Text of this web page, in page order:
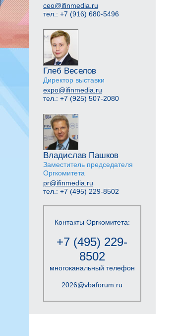
ceo@ifinmedia.ru
тел.: +7 (916) 680-5496
Глеб Веселов
Директор выставки
expo@ifinmedia.ru
тел.: +7 (925) 507-2080
Владислав Пашков
Заместитель председателя
Оргкомитета
pr@ifinmedia.ru
тел.: +7 (495) 229-8502
Контакты Оргкомитета:
+7 (495) 229-
8502
многоканальный телефон
2026@vbaforum.ru